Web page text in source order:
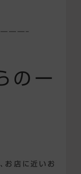
の一
お店に近いお